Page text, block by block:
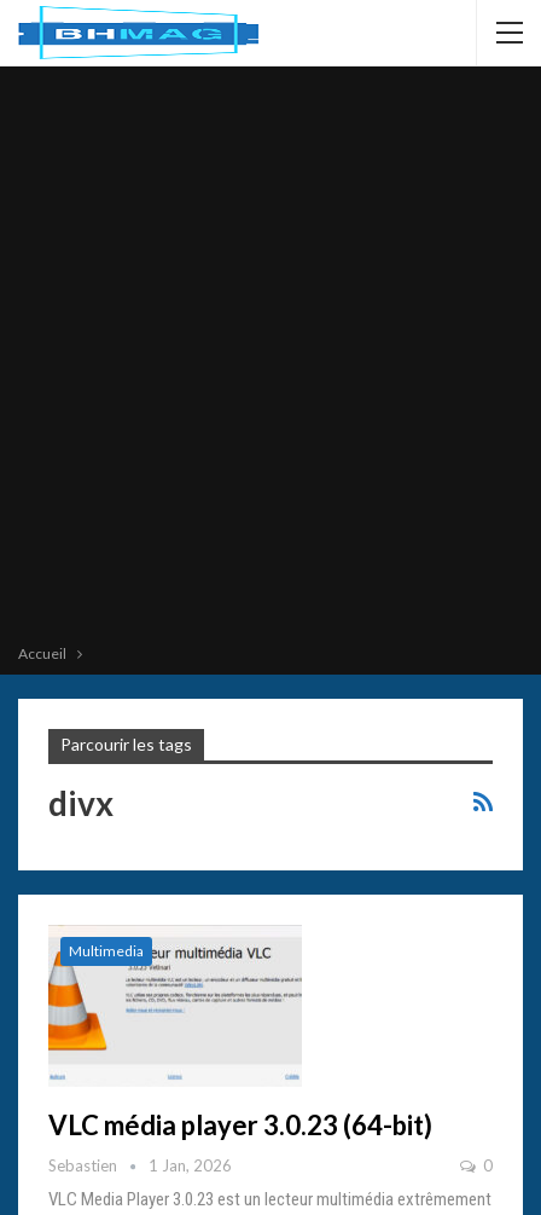
Accueil
Parcourir les tags
divx
Multimedia
VLC média player 3.0.23 (64-bit)
Sebastien 1 Jan, 2026 0
VLC Media Player 3.0.23 est un lecteur multimédia extrêmement